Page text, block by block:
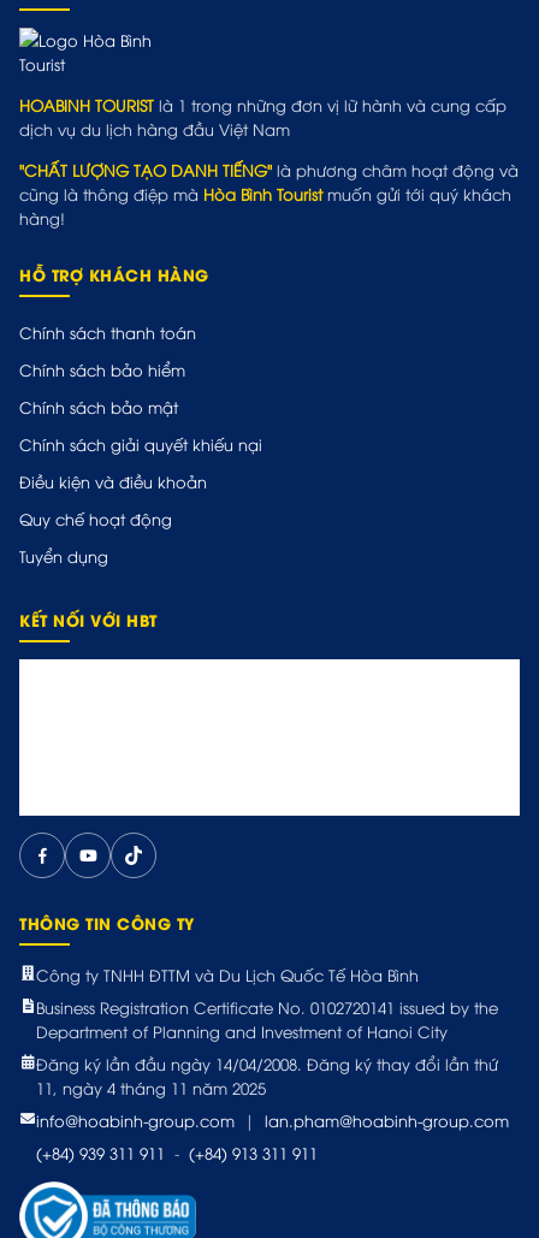
HOABINH TOURIST là 1 trong những đơn vị lữ hành và cung cấp
dịch vụ du lịch hàng đầu Việt Nam
"CHẤT LƯỢNG TẠO DANH TIẾNG" là phương châm hoạt động và
cũng là thông điệp mà Hòa Bình Touristmuốn gửi tới quý khách
hàng!
HỖ TRỢ KHÁCH HÀNG
Chính sách thanh toán
Chính sách bảo hiểm
Chính sách bảo mật
Chính sách giải quyết khiếu nại
Điều kiện và điều khoản
Quy chế hoạt động
Tuyển dụng
KẾT NỐI VỚI HBT
THÔNG TIN CÔNG TY
Công ty TNHH ĐTTM và Du Lịch Quốc Tế Hòa Bình
Business Registration Certificate No. 0102720141 issued by the
Department of Planning and Investment of Hanoi City
Đăng ký lần đầu ngày 14/04/2008. Đăng ký thay đổi lần thứ
11, ngày 4 tháng 11 năm 2025
info@hoabinh-group.com
|
lan.pham@hoabinh-group.com
(+84) 939 311 911 - (+84) 913 311 911